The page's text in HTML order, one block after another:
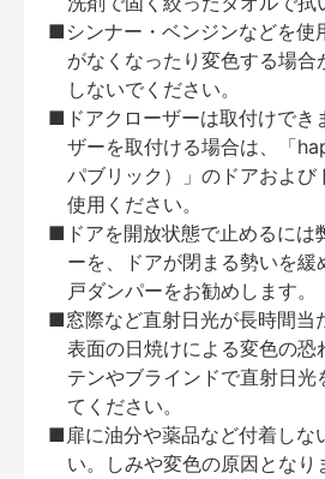
■シンナー・ベンジンなどを使
がなくなったり変色する場合
しないでください。
■ドアクローザーは取付けでき
ザーを取付ける場合は、「
パブリック）」のドアおよび
使用ください。
■ドアを開放状態で止めるには
ーを、ドアが閉まる勢いを緩
戸ダンパーをお勧めします。
■窓際など直射日光が長時間当
表面の日焼けによる変色の恐
テンやブラインドで直射日光
てください。
■扉に油分や薬品など付着しな
い。しみや変色の原因となり